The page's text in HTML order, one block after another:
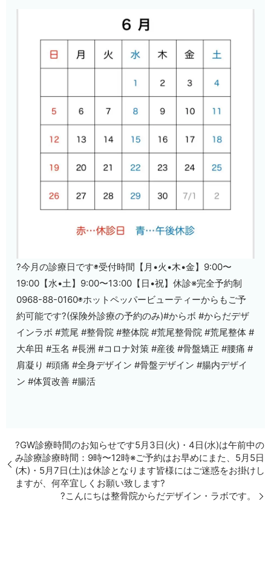
?今月の診療日です◉受付時間【月•火•木•金】9:00〜
19:00【水•土】9:00〜13:00【日•祝】休診※完全予約制️
0968-88-0160◉ホットペッパービューティーからもご予
約可能です?(保険外診療の予約のみ)#からボ #からだデザ
インラボ #荒尾 #整骨院 #整体院 #荒尾整骨院 #荒尾整体 #
大牟田 #玉名 #長洲 #コロナ対策 #産後 #骨盤矯正 #腰痛 #
肩凝り #頭痛 #全身デザイン #骨盤デザイン #腸内デザイ
ン #体質改善 #腸活
?GW診療時間のお知らせです5月3日(火)・4日(水)は午前中の
み診療診療時間：9時〜12時※ご予約はお早めにまた、5月5日
(木)・5月7日(土)は休診となります皆様にはご迷惑をお掛けし
ますが、何卒宜しくお願い致します?
?こんにちは整骨院からだデザイン・ラボです。